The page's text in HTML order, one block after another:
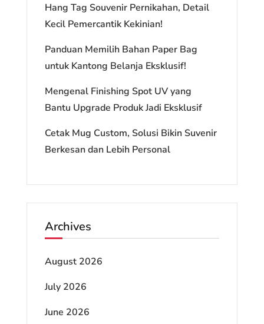
Hang Tag Souvenir Pernikahan, Detail
Kecil Pemercantik Kekinian!
Panduan Memilih Bahan Paper Bag
untuk Kantong Belanja Eksklusif!
Mengenal Finishing Spot UV yang
Bantu Upgrade Produk Jadi Eksklusif
Cetak Mug Custom, Solusi Bikin Suvenir
Berkesan dan Lebih Personal
Archives
August 2026
July 2026
June 2026